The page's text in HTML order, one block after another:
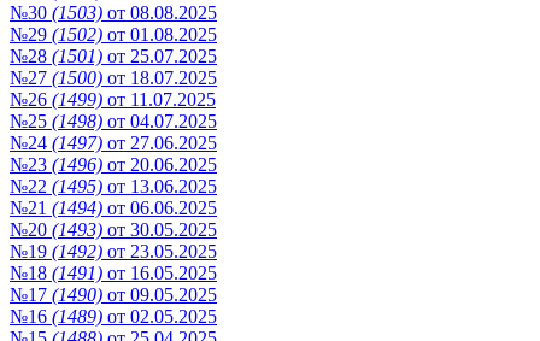
№30 (1503) от 08.08.2025
№29 (1502) от 01.08.2025
№28 (1501) от 25.07.2025
№27 (1500) от 18.07.2025
№26 (1499) от 11.07.2025
№25 (1498) от 04.07.2025
№24 (1497) от 27.06.2025
№23 (1496) от 20.06.2025
№22 (1495) от 13.06.2025
№21 (1494) от 06.06.2025
№20 (1493) от 30.05.2025
№19 (1492) от 23.05.2025
№18 (1491) от 16.05.2025
№17 (1490) от 09.05.2025
№16 (1489) от 02.05.2025